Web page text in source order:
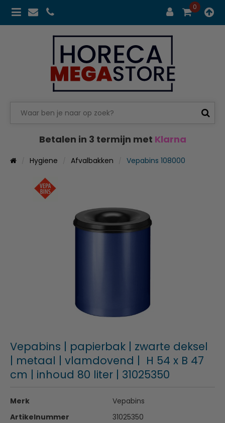
0
Betalen in 3 termijn met Klarna
Hygiene Afvalbakken Vepabins 108000
Vepabins | papierbak | zwarte deksel
| metaal | vlamdovend | H 54 x B 47
cm | inhoud 80 liter | 31025350
Merk
Vepabins
Artikelnummer
31025350